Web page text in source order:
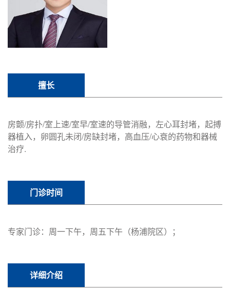
擅长
房颤/房扑/室上速/室早/室速的导管消融，左心耳封堵，起搏
器植入，卵圆孔未闭/房缺封堵，高血压/心衰的药物和器械
治疗.
门诊时间
专家门诊：周一下午，周五下午（杨浦院区）；
详细介绍